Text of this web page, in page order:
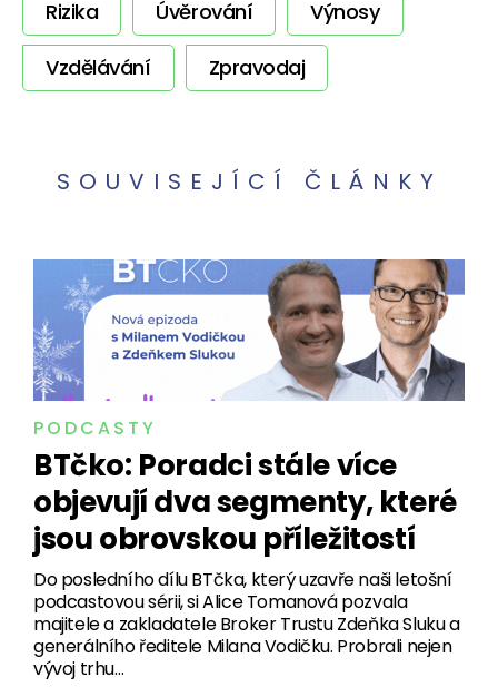
Rizika
Úvěrování
Výnosy
Vzdělávání
Zpravodaj
SOUVISEJÍCÍ ČLÁNKY
PODCASTY
BTčko: Poradci stále více
objevují dva segmenty, které
jsou obrovskou příležitostí
Do posledního dílu BTčka, který uzavře naši letošní
podcastovou sérii, si Alice Tomanová pozvala
majitele a zakladatele Broker Trustu Zdeňka Sluku a
generálního ředitele Milana Vodičku. Probrali nejen
vývoj trhu…